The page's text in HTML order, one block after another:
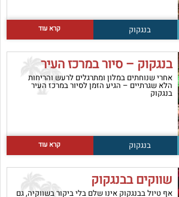
בנגקוק קרא עוד
בנגקוק – סיור במרכז העיר
אחרי שנוחתים במלון ומתרגלים לרעש והריחות
הלא שגרתיים – הגיע הזמן לסיור במרכז העיר
בנגקוק
בנגקוק קרא עוד
שווקים בבנגקוק
אף טיול בבנגקוק אינו שלם בלי ביקור בשווקיה, גם